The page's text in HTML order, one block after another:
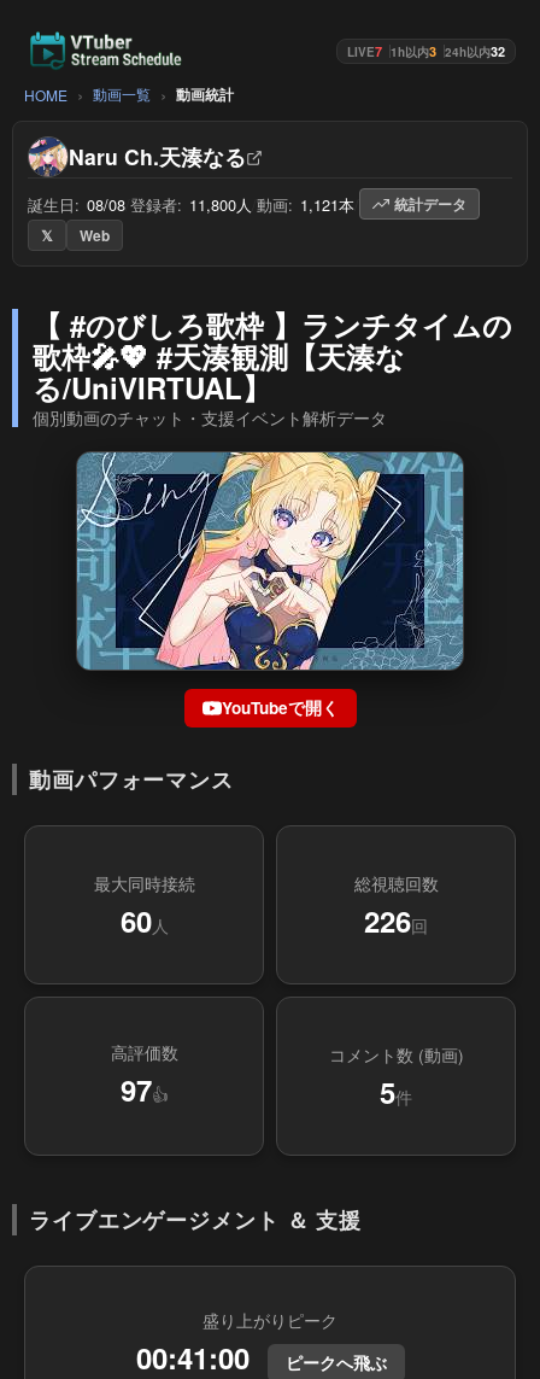
LIVE7 1h以内3 24h以内32
HOME 動画一覧 動画統計
Naru Ch.天湊なる
誕生日: 08/08 登録者: 11,800人 動画: 1,121本
統計データ
𝕏
Web
【 #のびしろ歌枠 】ランチタイムの
歌枠🎤💖 #天湊観測【天湊な
る/UniVIRTUAL】
個別動画のチャット・支援イベント解析データ
YouTubeで開く
動画パフォーマンス
最大同時接続
60人
総視聴回数
226回
高評価数
97👍
コメント数 (動画)
5件
ライブエンゲージメント ＆ 支援
盛り上がりピーク
00:41:00 ピークへ飛ぶ